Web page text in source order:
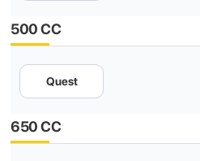
500 CC
Quest
650 CC